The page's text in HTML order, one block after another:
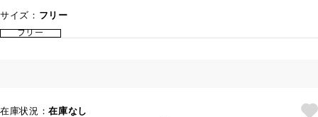
サイズ： フリー
フリー
在庫状況：在庫なし